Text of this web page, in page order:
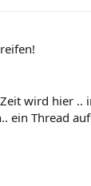
wird hier ..
ein Thread